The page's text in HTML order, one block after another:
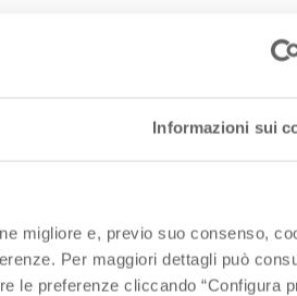
Informazioni sui
migliore e, previo suo consenso,
Per maggiori dettagli può
le preferenze cliccando “Configura
nell’ultimo decennio è
resistenza fa da contraltare una
se ne ricavano vini
di Romagna (Ravenna), datata
la produzione di uva da tavola. Il
in due vecchi filari sulle
piccoli appezzamenti da produttori